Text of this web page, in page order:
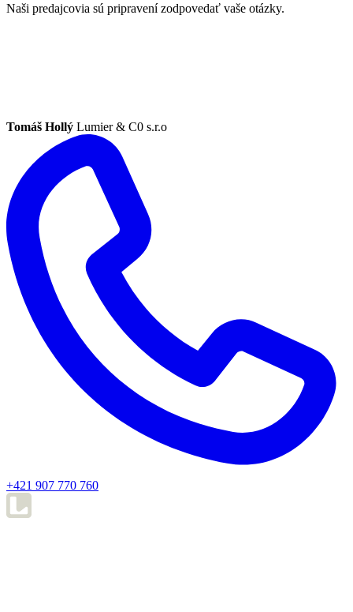
Naši predajcovia sú pripravení zodpovedať vaše otázky.
Tomáš Hollý Lumier & C0 s.r.o
+421 907 770 760